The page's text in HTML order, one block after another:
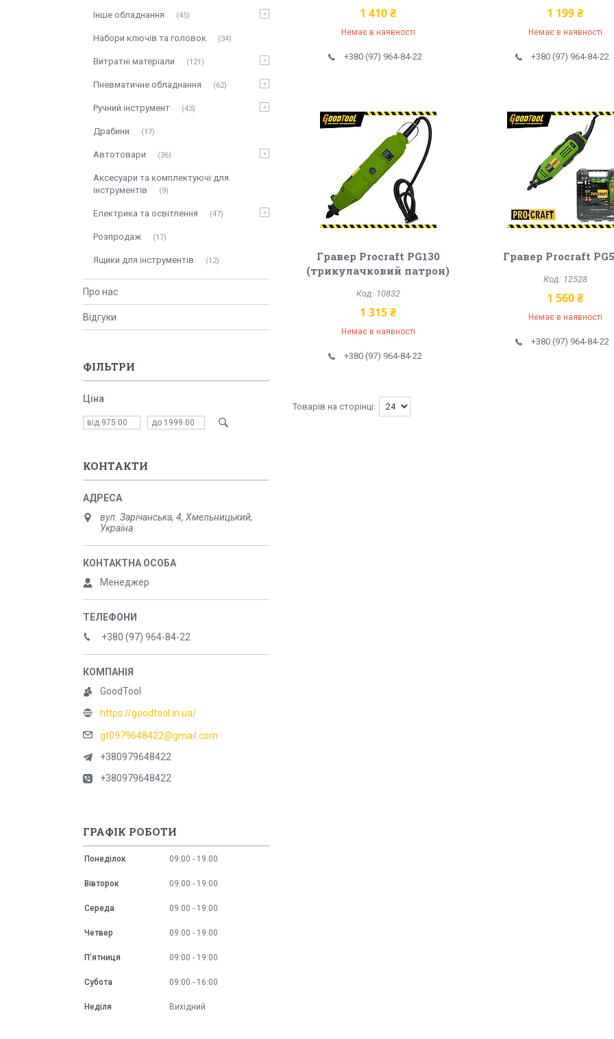
1 410 ₴
Немає в наявності
+380 (97) 964-84-22
1 199 ₴
Немає в наявності
+380 (97) 964-84-22
Гравер Procraft PG130
(трикулачковий патрон)
10832
1 315 ₴
Немає в наявності
+380 (97) 964-84-22
Гравер Procraft
12528
1 560 ₴
Немає в наявності
+380 (97) 964-84-22
Інше обладнання 45
Набори ключів та головок 34
Витратні матеріали 121
Пневматичне обладнання 62
Ручний інструмент 43
Драбини 17
Автотовари 36
Аксесуари та комплектуючі для
інструментів
9
Електрика та освітлення 47
Розпродаж 17
Ящики для інструментів 12
Про нас
Відгуки
ФІЛЬТРИ
Ціна
КОНТАКТИ
вул. Зарічанська, 4, Хмельницький,
Україна
Менеджер
+380 (97) 964-84-22
GoodTool
https://goodtool.in.ua/
gt0979648422@gmail.com
+380979648422
+380979648422
ГРАФІК РОБОТИ
Понеділок 09:00 19:00
Вівторок 09:00 19:00
Середа 09:00 19:00
Четвер 09:00 19:00
Пʼятниця 09:00 19:00
Субота 09:00 16:00
Неділя Вихідний